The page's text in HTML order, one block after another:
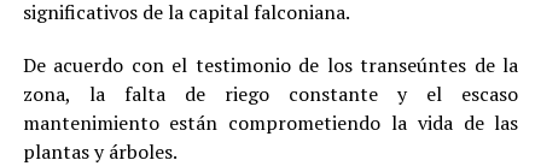
significativos de la capital falconiana.
De acuerdo con el testimonio de los transeúntes de la
zona, la falta de riego constante y el escaso
mantenimiento están comprometiendo la vida de las
plantas y árboles.